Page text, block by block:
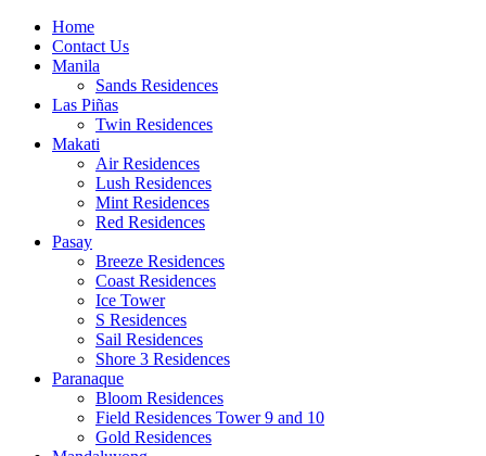
Home
Contact Us
Manila
Sands Residences
Las Piñas
Twin Residences
Makati
Air Residences
Lush Residences
Mint Residences
Red Residences
Pasay
Breeze Residences
Coast Residences
Ice Tower
S Residences
Sail Residences
Shore 3 Residences
Paranaque
Bloom Residences
Field Residences Tower 9 and 10
Gold Residences